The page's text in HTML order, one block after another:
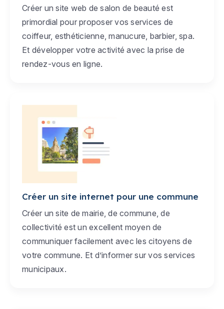
Créer un site web de salon de beauté est
primordial pour proposer vos services de
coiffeur, esthéticienne, manucure, barbier, spa.
Et développer votre activité avec la prise de
rendez-vous en ligne.
Créer un site internet pour une commune
Créer un site de mairie, de commune, de
collectivité est un excellent moyen de
communiquer facilement avec les citoyens de
votre commune. Et d’informer sur vos services
municipaux.